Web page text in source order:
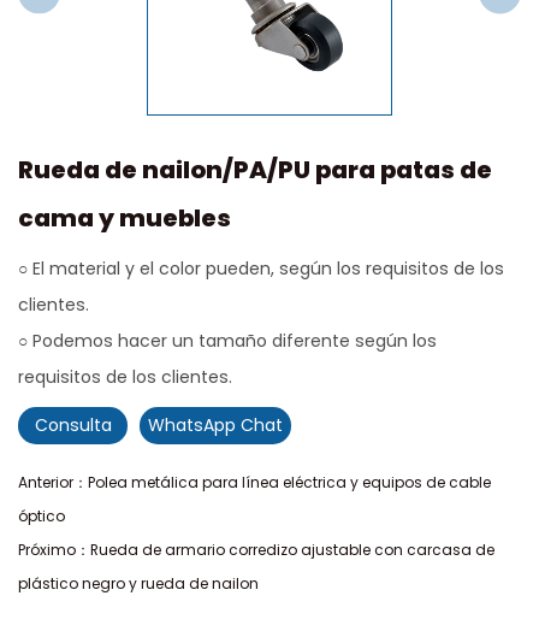
Rueda de nailon/PA/PU para patas de
cama y muebles
○ El material y el color pueden, según los requisitos de los
clientes.
○ Podemos hacer un tamaño diferente según los
requisitos de los clientes.
Consulta
WhatsApp Chat
Anterior：Polea metálica para línea eléctrica y equipos de cable
óptico
Próximo：Rueda de armario corredizo ajustable con carcasa de
plástico negro y rueda de nailon